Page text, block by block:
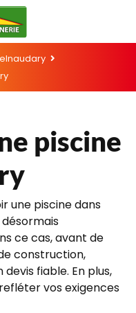
piscine
une piscine dans
ce cas, avant de
construction,
fiable. En plus,
vos exigences